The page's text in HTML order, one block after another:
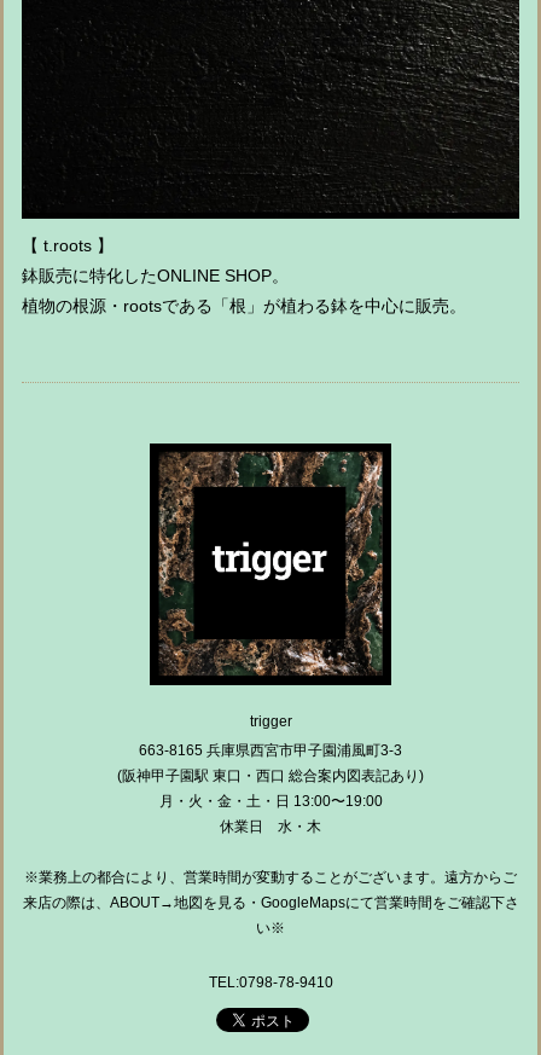
【 t.roots 】
鉢販売に特化したONLINE SHOP。
植物の根源・rootsである「根」が植わる鉢を中心に販売。
trigger
663-8165 兵庫県西宮市甲子園浦風町3-3
(阪神甲子園駅 東口・西口 総合案内図表記あり)
月・火・金・土・日 13:00〜19:00
休業日 水・木
※業務上の都合により、営業時間が変動することがございます。遠方からご
来店の際は、ABOUT→地図を見る・GoogleMapsにて営業時間をご確認下さ
い※
TEL:0798-78-9410